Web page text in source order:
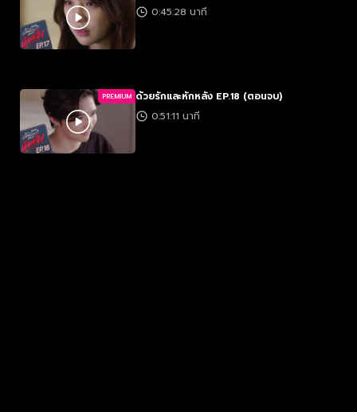
0:45:28 นาที
PREMIUM ด้วยรักและหักหลัง EP.18 (ตอนจบ)
0:51:11 นาที